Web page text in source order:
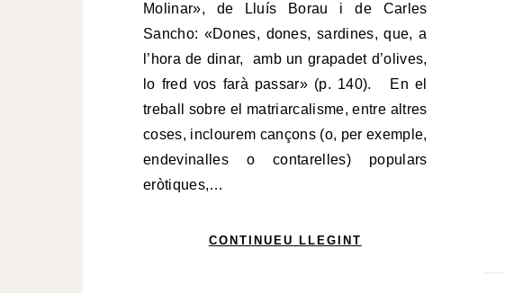
Molinar», de Lluís Borau i de Carles
Sancho: «Dones, dones, sardines, que, a
l’hora de dinar, amb un grapadet d’olives,
lo fred vos farà passar» (p. 140). En el
treball sobre el matriarcalisme, entre altres
coses, inclourem cançons (o, per exemple,
endevinalles o contarelles) populars
eròtiques,…
CONTINUEU LLEGINT